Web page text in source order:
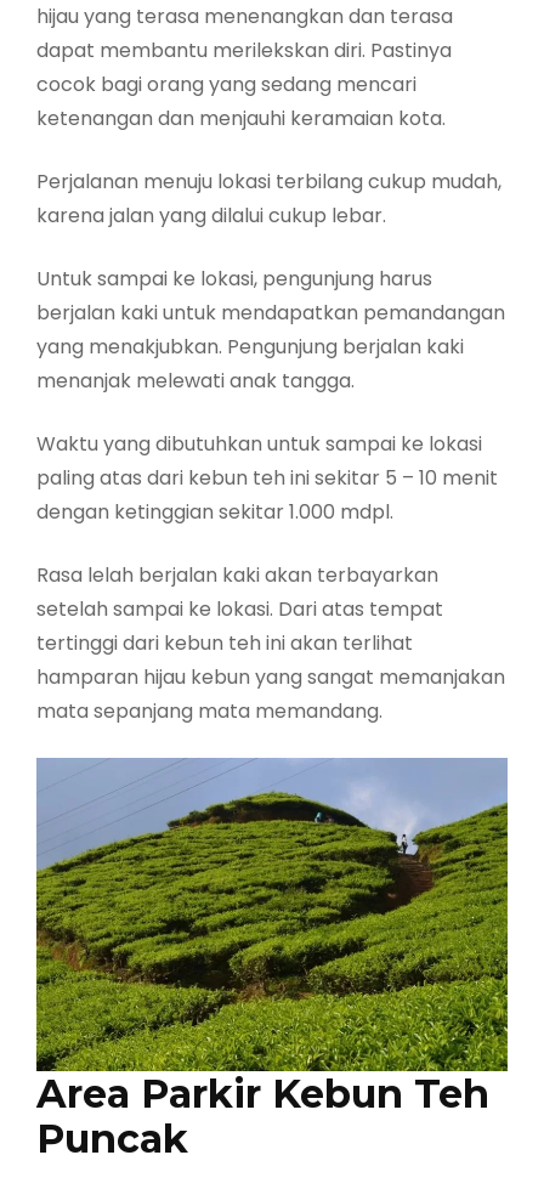
hijau yang terasa menenangkan dan terasa
dapat membantu merilekskan diri. Pastinya
cocok bagi orang yang sedang mencari
ketenangan dan menjauhi keramaian kota.
Perjalanan menuju lokasi terbilang cukup mudah,
karena jalan yang dilalui cukup lebar.
Untuk sampai ke lokasi, pengunjung harus
berjalan kaki untuk mendapatkan pemandangan
yang menakjubkan. Pengunjung berjalan kaki
menanjak melewati anak tangga.
Waktu yang dibutuhkan untuk sampai ke lokasi
paling atas dari kebun teh ini sekitar 5 – 10 menit
dengan ketinggian sekitar 1.000 mdpl.
Rasa lelah berjalan kaki akan terbayarkan
setelah sampai ke lokasi. Dari atas tempat
tertinggi dari kebun teh ini akan terlihat
hamparan hijau kebun yang sangat memanjakan
mata sepanjang mata memandang.
Area Parkir Kebun Teh
Puncak